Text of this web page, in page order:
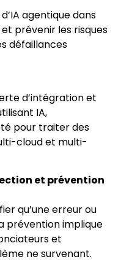
agentique dans
prévenir les risques
défaillances
d’intégration et
IA,
pour traiter des
cloud et multi-
et prévention
qu’une erreur ou
prévention implique
et
ne survenant.